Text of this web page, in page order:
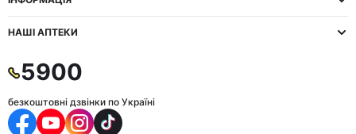
НАШІ АПТЕКИ
5900
безкоштовні дзвінки по Україні